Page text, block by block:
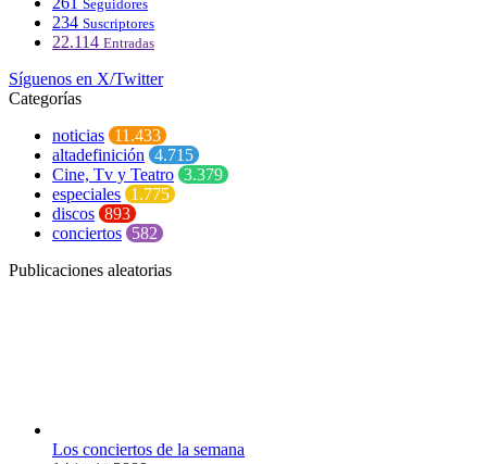
Seguidores
234 Suscriptores
22.114 Entradas
Síguenos en X/Twitter
Categorías
noticias 11.433
altadefinición 4.715
Cine, Tv y Teatro 3.379
especiales 1.775
discos 893
conciertos 582
Publicaciones aleatorias
Los conciertos de la semana